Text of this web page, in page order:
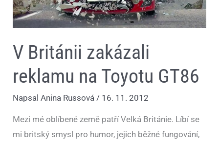
V Británii zakázali
reklamu na Toyotu GT86
NapsalAnina Russová/ 16. 11. 2012
Mezi mé oblíbené země patří Velká Británie. Líbí se
mi britský smysl pro humor, jejich běžné fungování,